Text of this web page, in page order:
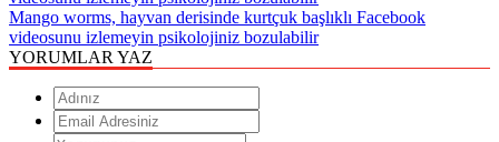
Mango worms, hayvan derisinde kurtçuk başlıklı Facebook
videosunu izlemeyin psikolojiniz bozulabilir
YORUMLAR YAZ